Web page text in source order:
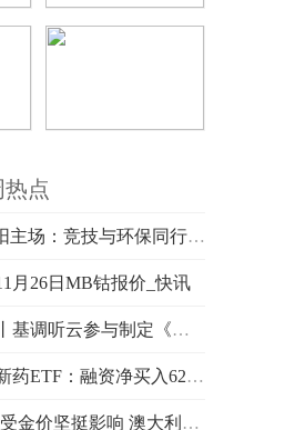
热点
：竞技与环保同行 垃圾分类入人心
月26日MB钴报价_快讯
定《面向LLM应用的可观测性能力要求》标准正式发布
净买入626.12万元，融资余额4.54亿元（11-26）
坚挺影响 澳大利亚黄金股上涨